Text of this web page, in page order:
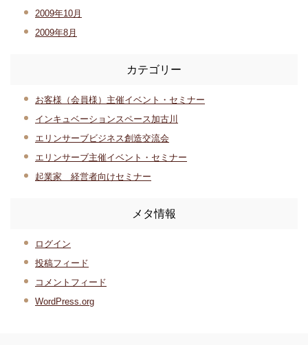
2009年10月
2009年8月
カテゴリー
お客様（会員様）主催イベント・セミナー
インキュベーションスペース加古川
エリンサーブビジネス創造交流会
エリンサーブ主催イベント・セミナー
起業家 経営者向けセミナー
メタ情報
ログイン
投稿フィード
コメントフィード
WordPress.org